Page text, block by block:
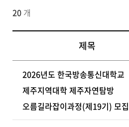
20 개
제목
2026년도 한국방송통신대학교
제주지역대학 제주자연탐방
오름길라잡이과정(제19기) 모